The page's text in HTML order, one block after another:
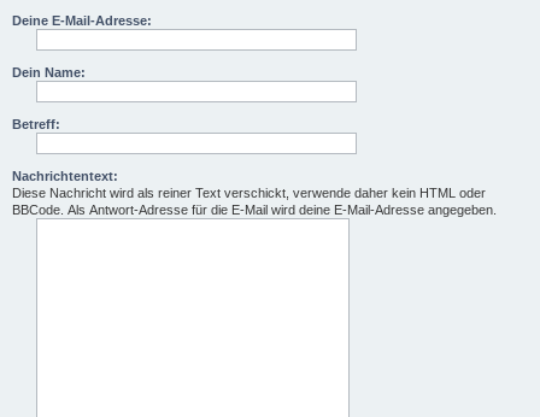
Deine E-Mail-Adresse:
Dein Name:
Betreff:
Nachrichtentext:
Diese Nachricht wird als reiner Text verschickt, verwende daher kein HTML oder
BBCode. Als Antwort-Adresse für die E-Mail wird deine E-Mail-Adresse angegeben.